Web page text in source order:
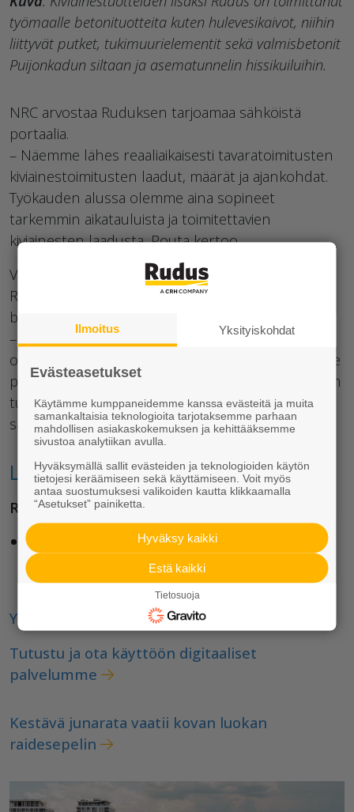
työmaalle betonituotteita kuten hulevesikaivot, niihin
liittyvät putket, tukimuurielementit sekä valmisbetonit
Puijonkadun siltaan ja asematunnelin hissikuiluihin.
NRC arvostaa Ruduksen tarjoamaa sähköistä
portaalia.
– Näemme lähes reaaliaikaisesti tavaratoimitusten
kiviainestoimitusten laadut, määrät ja ajankohdat.
Työkauden alussa olemme aina sopineet
tarkemmin aikatauluista ja toimitettavien
kiviainesten laadusta, Pouta kertoo.
Vuosi yhteistyötä on vakuuttanut NRC:n siitä, että
Rudus oli oikea valinta kiviainesten ja
betonituotteiden toimittajaksi.
– Mitään huomautettavaa ei ole ollut. Aikataulut
ovat pitäneet. Laatu on ollut sellaista kuin olemme
pyytäneet. Kun muutostarpeita toimitusaikoihin on
tullut, on niistä sopiminen ollut helppoa, Pouta
sanoo.
Lisätietoja:
Rudus Oy
Mikko Soininen, tuotepäällikkö, Kiviaines Savo
mikko.soininen( at )rudus.fi
puh. 050 568 6011
Yhteystiedot Kiviaines
Tutustu ja ota käyttöön digitaaliset
palvelumme
Kestävä junarata vaatii kovan luokan
raidesepelin
Ilmoitus Yksityiskohdat
Evästeasetukset
Käytämme kumppaneidemme kanssa evästeitä ja muita
samankaltaisia teknologioita tarjotaksemme parhaan
mahdollisen asiakaskokemuksen ja kehittääksemme
sivustoa analytiikan avulla.
Hyväksymällä sallit evästeiden ja teknologioiden käytön
tietojesi keräämiseen sekä käyttämiseen. Voit myös
antaa suostumuksesi valikoiden kautta klikkaamalla
“Asetukset” painiketta.
Hyväksy kaikki
Estä kaikki
Tietosuoja